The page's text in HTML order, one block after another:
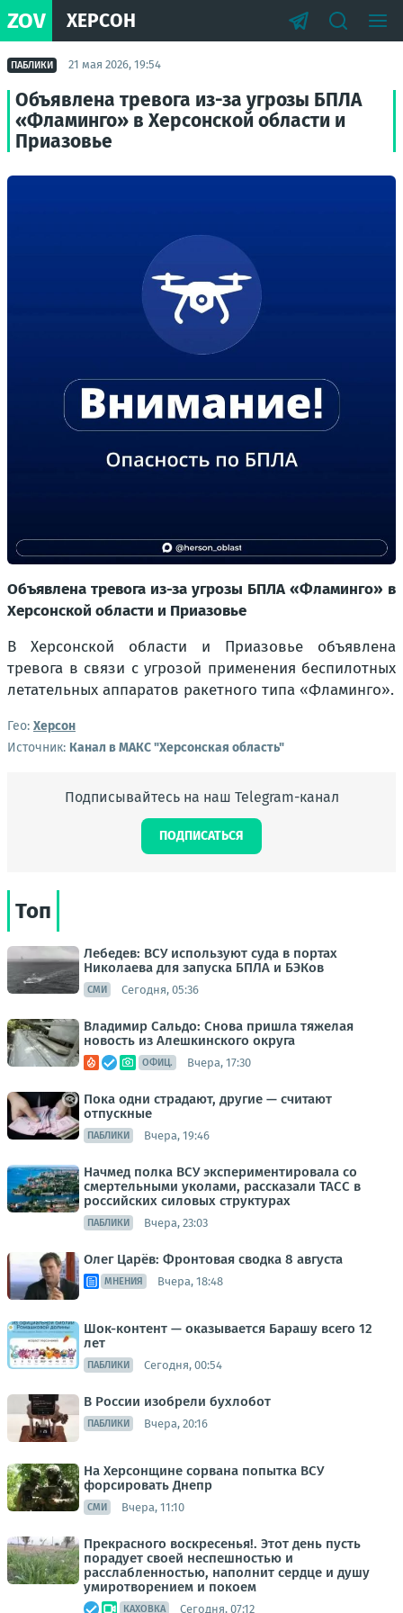
ZOV ХЕРСОН
ПАБЛИКИ 21 мая 2026, 19:54
Объявлена тревога из-за угрозы БПЛА
«Фламинго» в Херсонской области и
Приазовье
Объявлена тревога из-за угрозы БПЛА «Фламинго» в
Херсонской области и Приазовье
В Херсонской области и Приазовье объявлена
тревога в связи с угрозой применения беспилотных
летательных аппаратов ракетного типа «Фламинго».
Гео: Херсон
Источник: Канал в МАКС "Херсонская область"
Подписывайтесь на наш Telegram-канал
ПОДПИСАТЬСЯ
Топ
Лебедев: ВСУ используют суда в портах
Николаева для запуска БПЛА и БЭКов
СМИ Сегодня, 05:36
Владимир Сальдо: Снова пришла тяжелая
новость из Алешкинского округа
ОФИЦ. Вчера, 17:30
Пока одни страдают, другие — считают
отпускные
ПАБЛИКИ Вчера, 19:46
Начмед полка ВСУ экспериментировала со
смертельными уколами, рассказали ТАСС в
российских силовых структурах
ПАБЛИКИ Вчера, 23:03
Олег Царёв: Фронтовая сводка 8 августа
МНЕНИЯ Вчера, 18:48
Шок-контент — оказывается Барашу всего 12
лет
ПАБЛИКИ Сегодня, 00:54
В России изобрели бухлобот
ПАБЛИКИ Вчера, 20:16
На Херсонщине сорвана попытка ВСУ
форсировать Днепр
СМИ Вчера, 11:10
Прекрасного воскресенья!. Этот день пусть
порадует своей неспешностью и
расслабленностью, наполнит сердце и душу
умиротворением и покоем
КАХОВКА Сегодня, 07:12